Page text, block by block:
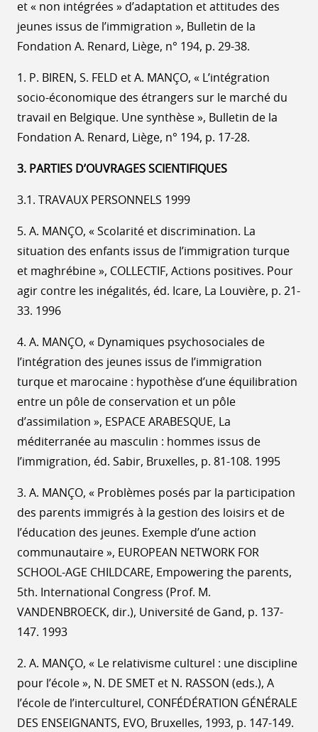
et « non intégrées » d’adaptation et attitudes des
jeunes issus de l’immigration », Bulletin de la
Fondation A. Renard, Liège, n° 194, p. 29-38.
1. P. BIREN, S. FELD et A. MANÇO, « L’intégration
socio-économique des étrangers sur le marché du
travail en Belgique. Une synthèse », Bulletin de la
Fondation A. Renard, Liège, n° 194, p. 17-28.
3. PARTIES D’OUVRAGES SCIENTIFIQUES
3.1. TRAVAUX PERSONNELS 1999
5. A. MANÇO, « Scolarité et discrimination. La
situation des enfants issus de l’immigration turque
et maghrébine », COLLECTIF, Actions positives. Pour
agir contre les inégalités, éd. Icare, La Louvière, p. 21-
33. 1996
4. A. MANÇO, « Dynamiques psychosociales de
l’intégration des jeunes issus de l’immigration
turque et marocaine : hypothèse d’une équilibration
entre un pôle de conservation et un pôle
d’assimilation », ESPACE ARABESQUE, La
méditerranée au masculin : hommes issus de
l’immigration, éd. Sabir, Bruxelles, p. 81-108. 1995
3. A. MANÇO, « Problèmes posés par la participation
des parents immigrés à la gestion des loisirs et de
l’éducation des jeunes. Exemple d’une action
communautaire », EUROPEAN NETWORK FOR
SCHOOL-AGE CHILDCARE, Empowering the parents,
5th. International Congress (Prof. M.
VANDENBROECK, dir.), Université de Gand, p. 137-
147. 1993
2. A. MANÇO, « Le relativisme culturel : une discipline
pour l’école », N. DE SMET et N. RASSON (eds.), A
l’école de l’interculturel, CONFÉDÉRATION GÉNÉRALE
DES ENSEIGNANTS, EVO, Bruxelles, 1993, p. 147-149.